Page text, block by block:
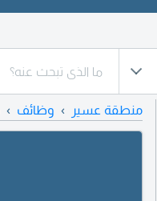
منطقة عسير وظائف